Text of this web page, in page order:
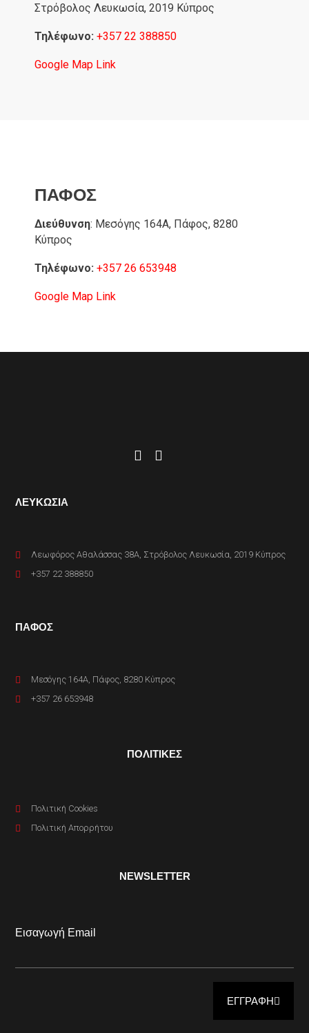
Στρόβολος Λευκωσία, 2019 Κύπρος
Τηλέφωνο: +357 22 388850
Google Map Link
ΠΑΦΟΣ
Διεύθυνση: Μεσόγης 164A, Πάφος, 8280
Κύπρος
Τηλέφωνο: +357 26 653948
Google Map Link
ΛΕΥΚΩΣΙΑ
Λεωφόρος Αθαλάσσας 38A, Στρόβολος Λευκωσία, 2019 Κύπρος
+357 22 388850
ΠΑΦΟΣ
Μεσόγης 164A, Πάφος, 8280 Κύπρος
+357 26 653948
ΠΟΛΙΤΙΚΕΣ
Πολιτική Cookies
Πολιτική Απορρήτου
NEWSLETTER
Εισαγωγή Email
ΕΓΓΡΑΦΗ